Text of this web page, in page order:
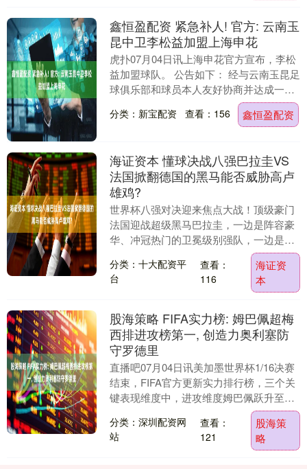
鑫恒盈配资 紧急补人! 官方: 云南玉
昆中卫李松益加盟上海申花
虎扑07月04日讯上海申花官方宣布，李松
益加盟球队。 公告如下： 经与云南玉昆足
球俱乐部和球员本人友好协商并达成一
致，李松益正式加盟上海申花足球俱乐
部。 李松益....
分类：新宝配资 查看：156 鑫恒盈配资
海证资本 懂球决战八强巴拉圭VS
法国掀翻德国的黑马能否威胁高卢
雄鸡?
世界杯八强对决迎来焦点大战！顶级豪门
法国迎战超级黑马巴拉圭，一边是阵容豪
华、冲冠热门的卫冕级别强队，一边是刚
刚掀翻德国的韧性劲旅。强弱对决充满反
转悬念，究竟是法....
分类：十大配资平
台
查看：
116
海证资
本
股海策略 FIFA实力榜: 姆巴佩超梅
西排进攻榜第一, 创造力奥利塞防
守罗德里
直播吧07月04日讯美加墨世界杯1/16决赛
结束，FIFA官方更新实力排行榜，三个关
键表现维度中，进攻维度姆巴佩跃升至第
一，梅西第二；奥利塞在创造力维度保持
第1....
分类：深圳配资网
站
查看：
121
股海策
略